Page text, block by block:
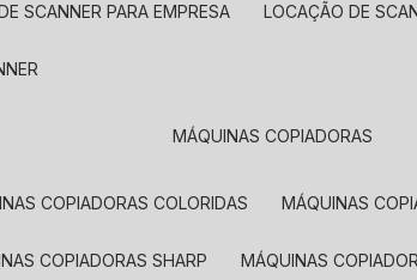
SCANNER PARA EMPRESA LOCAÇÃO DE
MÁQUINAS COPIADORAS
COPIADORAS COLORIDAS MÁQUINAS
COPIADORAS SHARP MÁQUINAS